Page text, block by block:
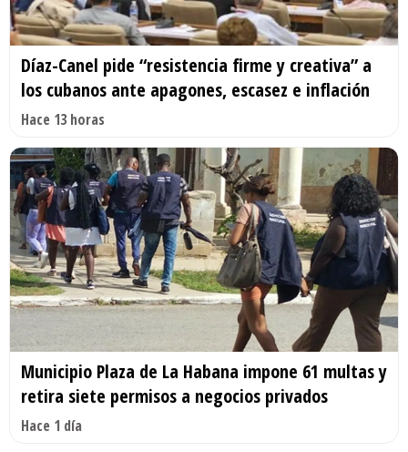
Díaz-Canel pide “resistencia firme y creativa” a
los cubanos ante apagones, escasez e inflación
Hace 13 horas
Municipio Plaza de La Habana impone 61 multas y
retira siete permisos a negocios privados
Hace 1 día